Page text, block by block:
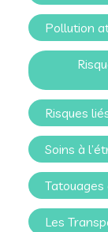
Pollution
Risques
Soins à
Les